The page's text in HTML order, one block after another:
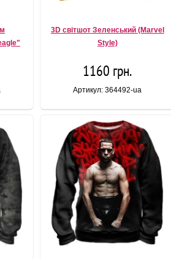
3D світшот Зеленський (Marvel
Style)
1160 грн.
Артикул: 364492-ua